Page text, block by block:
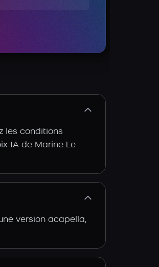
les conditions
IA de Marine Le
version acapella,